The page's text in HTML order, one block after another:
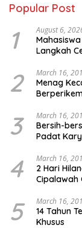
Popular Post
1 August 6,
Langkah
2 March 16,
Menag
3 March 16,
Bersih-
Padat
4 March 16,
2 Hari
Cipalawah
5 March 16,
14 Tahun
Khusus